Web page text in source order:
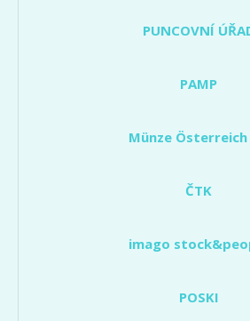
PUNCOVNÍ
PAMP
Münze Österreich
ČTK
imago
POSKI